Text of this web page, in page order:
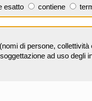
esatto contiene
di persone,
ad uso degli